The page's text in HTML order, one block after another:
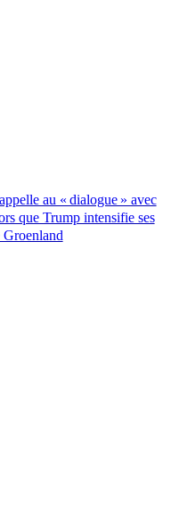
au « dialogue » avec
que Trump intensifie ses
Groenland